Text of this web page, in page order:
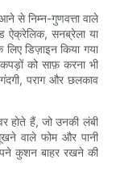
से निम्न-गुणवत्ता वाले
सनब्रेला या
डिज़ाइन किया गया
को साफ़ करना भी
पराग और छलकाव
होते हैं, जो उनकी लंबी
वाले फोम और पानी
कुशन बाहर रखने की